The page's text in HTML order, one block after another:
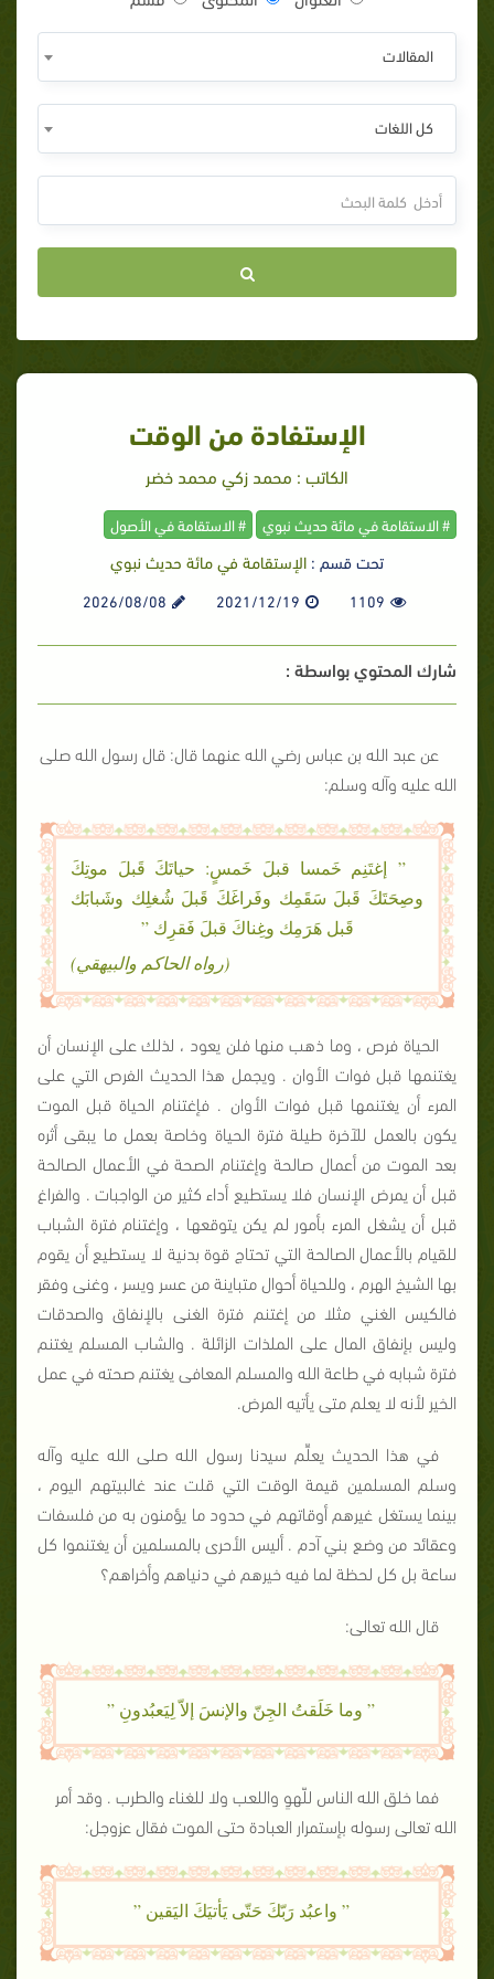
المقالات
كل اللغات
الإستفادة من الوقت
الكاتب : محمد زكي محمد خضر
# الاستقامة في مائة حديث نبوي # الاستقامة في الأصول
تحت قسم : الإستقامة في مائة حديث نبوي
1109
2021/12/19
2026/08/08
شارك المحتوي بواسطة :
عن عبد الله بن عباس رضي الله عنهما قال: قال رسول الله صلى
الله عليه وآله وسلم:
” إغتَنِم خَمسا قبلَ خَمسٍ: حياتَكَ قَبلَ موتِكَ
وصِحَتَكَ قَبلَ سَقَمِك وفَراغَكَ قَبلَ شُغلِك وشَبابَك
قَبل هَرَمِك وغِناكَ قبلَ فَقرِك ”
(رواه الحاكم والبيهقي)
الحياة فرص ، وما ذهب منها فلن يعود ، لذلك على الإنسان أن
يغتنمها قبل فوات الأوان . ويجمل هذا الحديث الفرص التي على
المرء أن يغتنمها قبل فوات الأوان . فإغتنام الحياة قبل الموت
يكون بالعمل للآخرة طيلة فترة الحياة وخاصة بعمل ما يبقى أثره
بعد الموت من أعمال صالحة وإغتنام الصحة في الأعمال الصالحة
قبل أن يمرض الإنسان فلا يستطيع أداء كثير من الواجبات . والفراغ
قبل أن يشغل المرء بأمور لم يكن يتوقعها ، وإغتنام فترة الشباب
للقيام بالأعمال الصالحة التي تحتاج قوة بدنية لا يستطيع أن يقوم
بها الشيخ الهرم ، وللحياة أحوال متباينة من عسر ويسر ، وغنى وفقر
فالكيس الغني مثلا من إغتنم فترة الغنى بالإنفاق والصدقات
وليس بإنفاق المال على الملذات الزائلة . والشاب المسلم يغتنم
فترة شبابه في طاعة الله والمسلم المعافى يغتنم صحته في عمل
الخير لأنه لا يعلم متى يأتيه المرض.
في هذا الحديث يعلِّم سيدنا رسول الله صلى الله عليه وآله
وسلم المسلمين قيمة الوقت التي قلت عند غالبيتهم اليوم ،
بينما يستغل غيرهم أوقاتهم في حدود ما يؤمنون به من فلسفات
وعقائد من وضع بني آدم . أليس الأحرى بالمسلمين أن يغتنموا كل
ساعة بل كل لحظة لما فيه خيرهم في دنياهم وأخراهم؟
قال الله تعالى:
” وما خَلَقتُ الجِنّ والإنسَ إلاّ لِيَعبُدونِ ”
فما خلق الله الناس للّهوِ واللعب ولا للغناء والطرب . وقد أمر
الله تعالى رسوله بإستمرار العبادة حتى الموت فقال عزوجل:
” واعبُد رَبّكَ حَتّى يَأتيَكَ اليَقين ”